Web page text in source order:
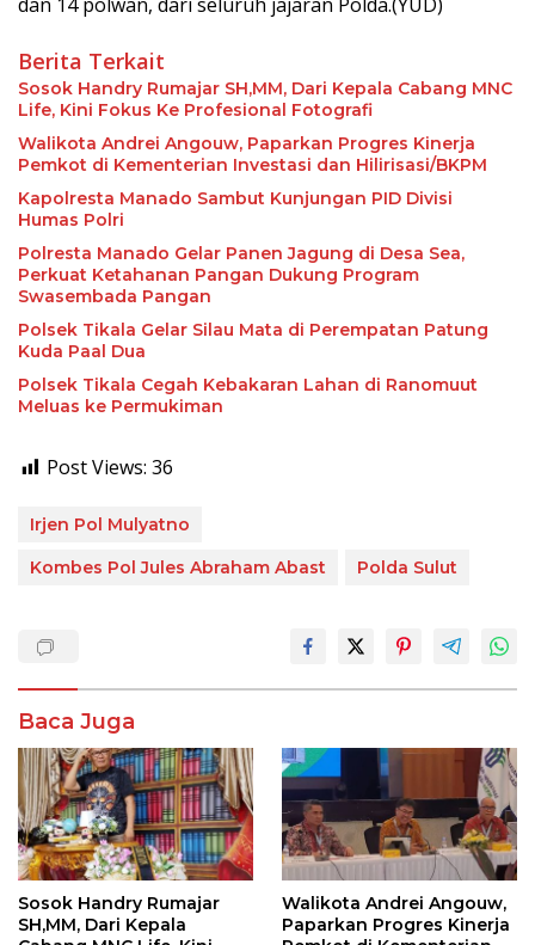
Berita Terkait
Sosok Handry Rumajar SH,MM, Dari Kepala Cabang MNC
Life, Kini Fokus Ke Profesional Fotografi
Walikota Andrei Angouw, Paparkan Progres Kinerja
Pemkot di Kementerian Investasi dan Hilirisasi/BKPM
Kapolresta Manado Sambut Kunjungan PID Divisi
Humas Polri
Polresta Manado Gelar Panen Jagung di Desa Sea,
Perkuat Ketahanan Pangan Dukung Program
Swasembada Pangan
Polsek Tikala Gelar Silau Mata di Perempatan Patung
Kuda Paal Dua
Polsek Tikala Cegah Kebakaran Lahan di Ranomuut
Meluas ke Permukiman
Post Views: 36
Irjen Pol Mulyatno
Kombes Pol Jules Abraham Abast
Polda Sulut
Baca Juga
Sosok Handry Rumajar
SH,MM, Dari Kepala
Walikota Andrei Angouw,
Paparkan Progres Kinerja